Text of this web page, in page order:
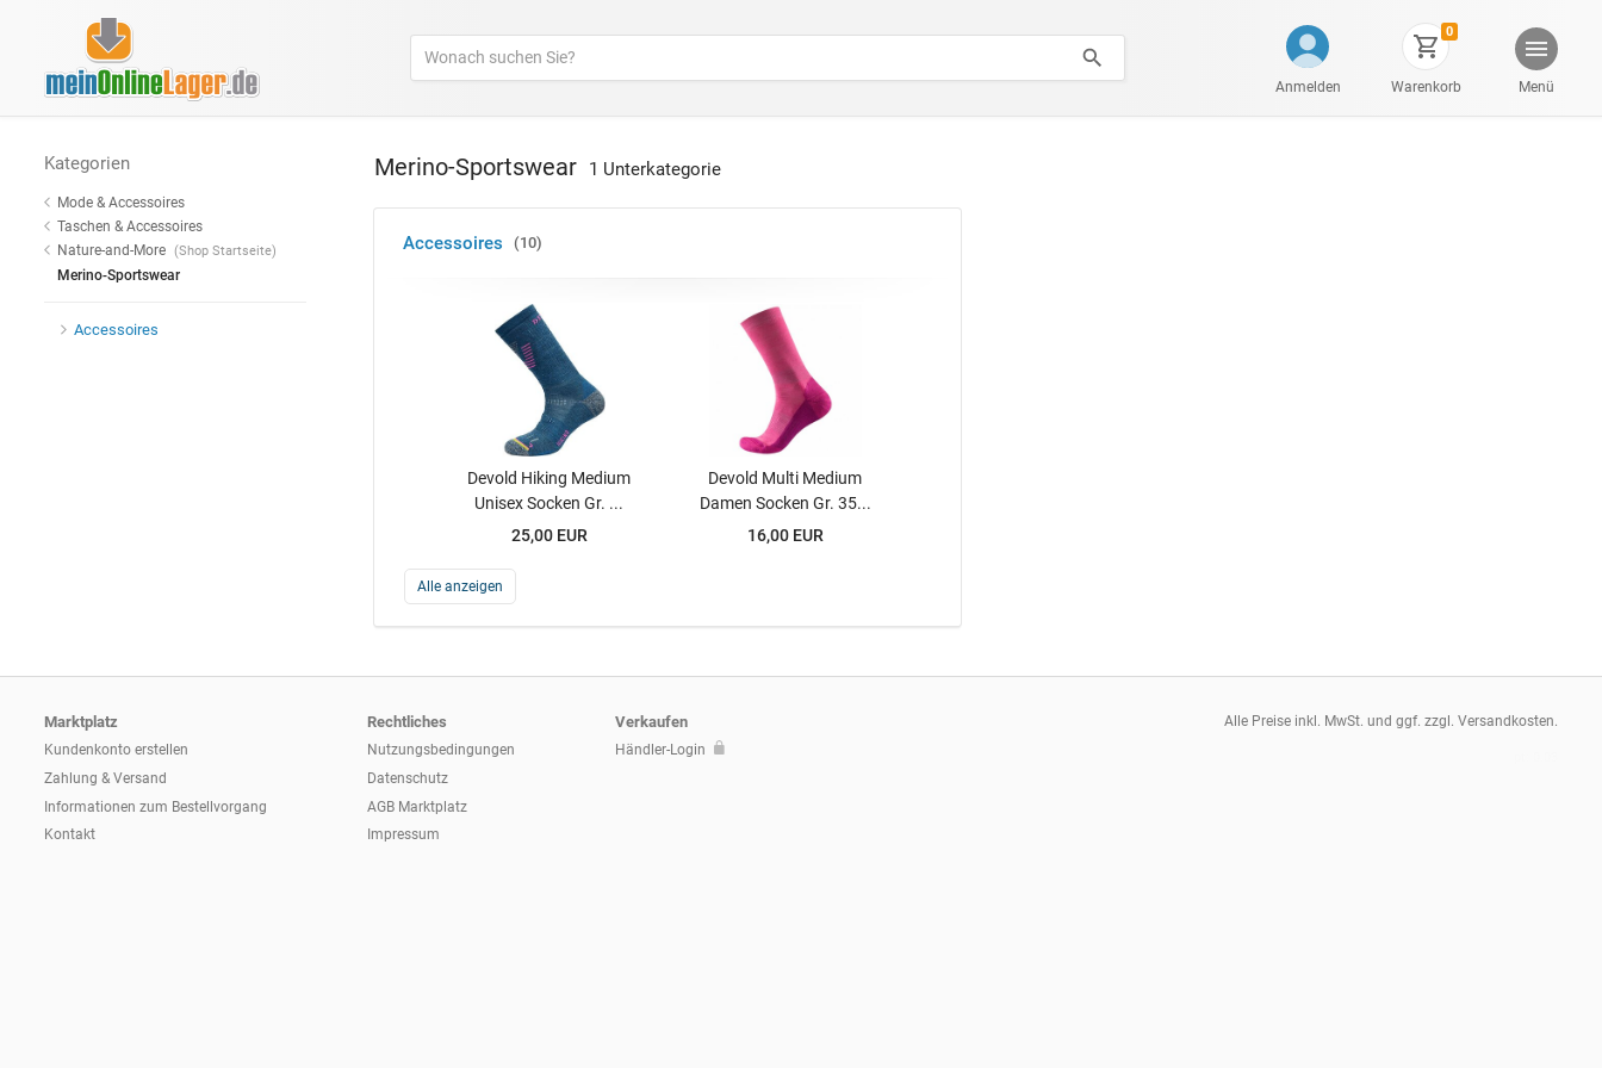
Anmelden
0
Warenkorb Menü
Kategorien
Mode & Accessoires
Taschen & Accessoires
Nature-and-More (Shop Startseite)
Merino-Sportswear
Accessoires
Merino-Sportswear 1 Unterkategorie
Accessoires 10
Devold Hiking Medium
Unisex Socken Gr. ...
25,00 EUR
Devold Multi Medium
Damen Socken Gr. 35...
16,00 EUR
Alle anzeigen
Marktplatz
Kundenkonto erstellen
Zahlung & Versand
Informationen zum Bestellvorgang
Kontakt
Rechtliches
Nutzungsbedingungen
Datenschutz
AGB Marktplatz
Impressum
Verkaufen
Händler-Login
Alle Preise inkl. MwSt. und ggf. zzgl. Versandkosten.